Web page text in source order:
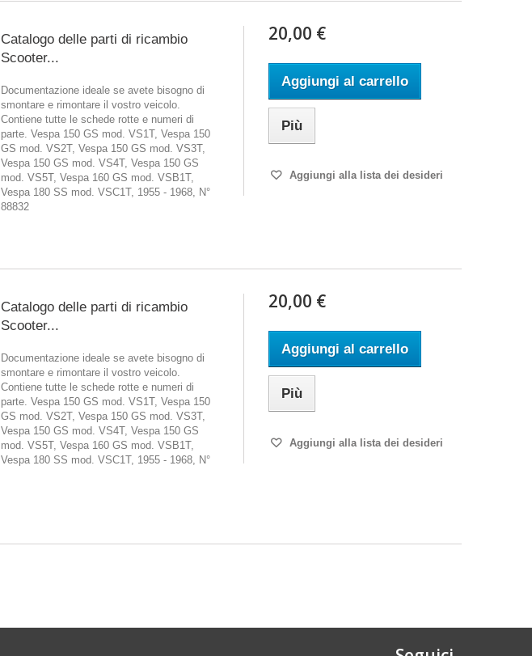
Catalogo delle parti di ricambio
Scooter...
Documentazione ideale se avete bisogno di
smontare e rimontare il vostro veicolo.
Contiene tutte le schede rotte e numeri di
parte. Vespa 150 GS mod. VS1T, Vespa 150
GS mod. VS2T, Vespa 150 GS mod. VS3T,
Vespa 150 GS mod. VS4T, Vespa 150 GS
mod. VS5T, Vespa 160 GS mod. VSB1T,
Vespa 180 SS mod. VSC1T, 1955 - 1968, N°
88832
20,00 €
Aggiungi al carrello
Più
Aggiungi alla lista dei desideri
Catalogo delle parti di ricambio
Scooter...
Documentazione ideale se avete bisogno di
smontare e rimontare il vostro veicolo.
Contiene tutte le schede rotte e numeri di
parte. Vespa 150 GS mod. VS1T, Vespa 150
GS mod. VS2T, Vespa 150 GS mod. VS3T,
Vespa 150 GS mod. VS4T, Vespa 150 GS
mod. VS5T, Vespa 160 GS mod. VSB1T,
Vespa 180 SS mod. VSC1T, 1955 - 1968, N°
20,00 €
Aggiungi al carrello
Più
Aggiungi alla lista dei desideri